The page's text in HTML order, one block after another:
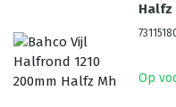
Halfz
Op